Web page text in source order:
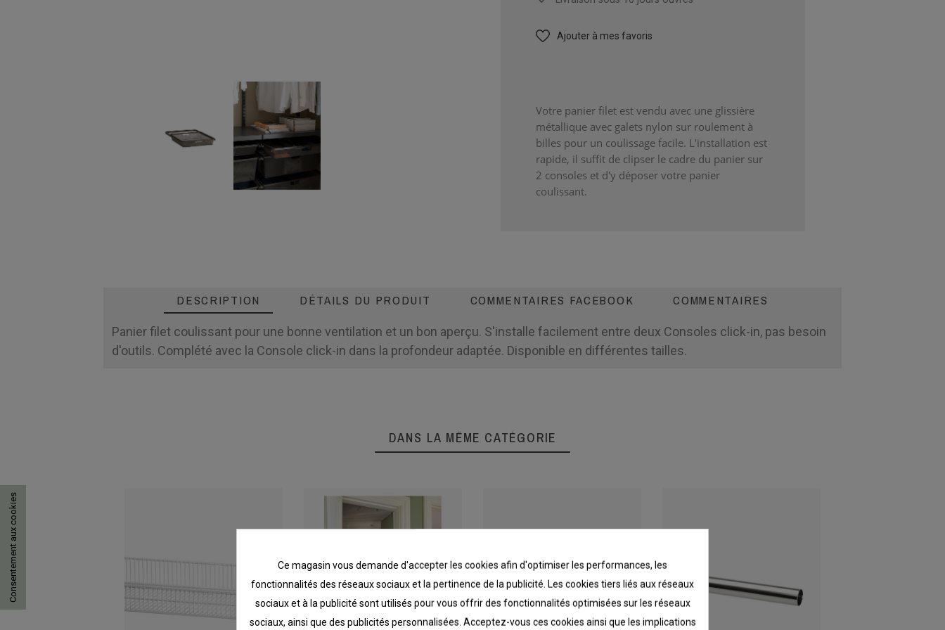
Ajouter à mes favoris
Votre panier filet est vendu avec une glissière
métallique avec galets nylon sur roulement à
billes pour un coulissage facile. L'installation est
rapide, il suffit de clipser le cadre du panier sur
2 consoles et d'y déposer votre panier
coulissant.
DESCRIPTION DÉTAILS DU PRODUIT COMMENTAIRES FACEBOOK COMMENTAIRES
Panier filet coulissant pour une bonne ventilation et un bon aperçu. S'installe facilement entre deux Consoles click-in, pas besoin
d'outils. Complété avec la Console click-in dans la profondeur adaptée. Disponible en différentes tailles.
DANS LA MÊME CATÉGORIE
Ce magasin vous demande d'accepter les cookies afin d'optimiser les performances, les
fonctionnalités des réseaux sociaux et la pertinence de la publicité. Les cookies tiers liés aux réseaux
sociaux et à la publicité sont utilisés pour vous offrir des fonctionnalités optimisées sur les réseaux
sociaux, ainsi que des publicités personnalisées. Acceptez-vous ces cookies ainsi que les implications
Consentement aux cookies